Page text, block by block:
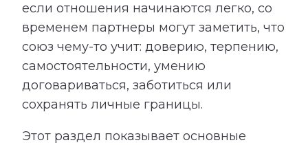
если отношения начинаются легко, со
временем партнеры могут заметить, что
союз чему-то учит: доверию, терпению,
самостоятельности, умению
договариваться, заботиться или
сохранять личные границы.
Этот раздел показывает основные